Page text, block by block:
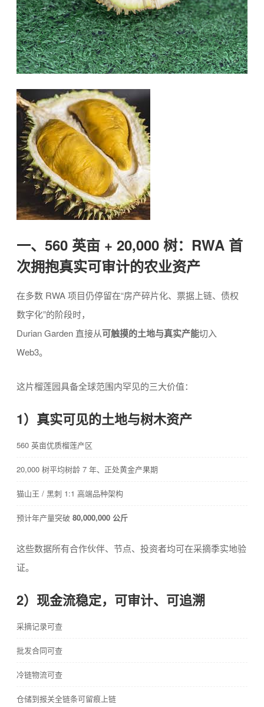
一、560 英亩 + 20,000 树：RWA 首
次拥抱真实可审计的农业资产
在多数 RWA 项目仍停留在“房产碎片化、票据上链、债权
数字化”的阶段时，
Durian Garden 直接从可触摸的土地与真实产能切入
Web3。
这片榴莲园具备全球范围内罕见的三大价值：
1）真实可见的土地与树木资产
560 英亩优质榴莲产区
20,000 树平均树龄 7 年、正处黄金产果期
猫山王 / 黑刺 1:1 高端品种架构
预计年产量突破80,000,000 公斤
这些数据所有合作伙伴、节点、投资者均可在采摘季实地验
证。
2）现金流稳定，可审计、可追溯
采摘记录可查
批发合同可查
冷链物流可查
仓储到报关全链条可留痕上链